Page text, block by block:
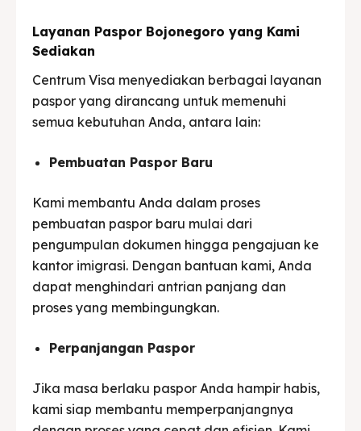
Layanan Paspor Bojonegoro yang Kami
Sediakan
Centrum Visa menyediakan berbagai layanan
paspor yang dirancang untuk memenuhi
semua kebutuhan Anda, antara lain:
Pembuatan Paspor Baru
Kami membantu Anda dalam proses
pembuatan paspor baru mulai dari
pengumpulan dokumen hingga pengajuan ke
kantor imigrasi. Dengan bantuan kami, Anda
dapat menghindari antrian panjang dan
proses yang membingungkan.
Perpanjangan Paspor
Jika masa berlaku paspor Anda hampir habis,
kami siap membantu memperpanjangnya